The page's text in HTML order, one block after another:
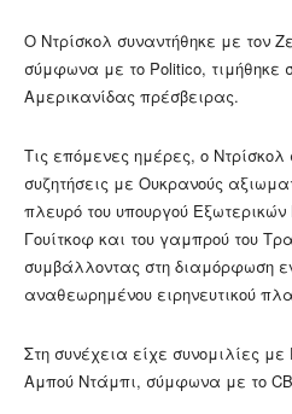
Ο Ντρίσκολ συναντήθηκε με τον
σύμφωνα με το Politico, τιμήθηκε
Αμερικανίδας πρέσβειρας.
Τις επόμενες ημέρες, ο
συζητήσεις με Ουκρανούς
πλευρό του υπουργού
Γουίτκοφ και του γαμπρού του
συμβάλλοντας στη διαμόρφωση
αναθεωρημένου ειρηνευτικού
Στη συνέχεια είχε συνομιλίες
Αμπού Ντάμπι, σύμφωνα με το